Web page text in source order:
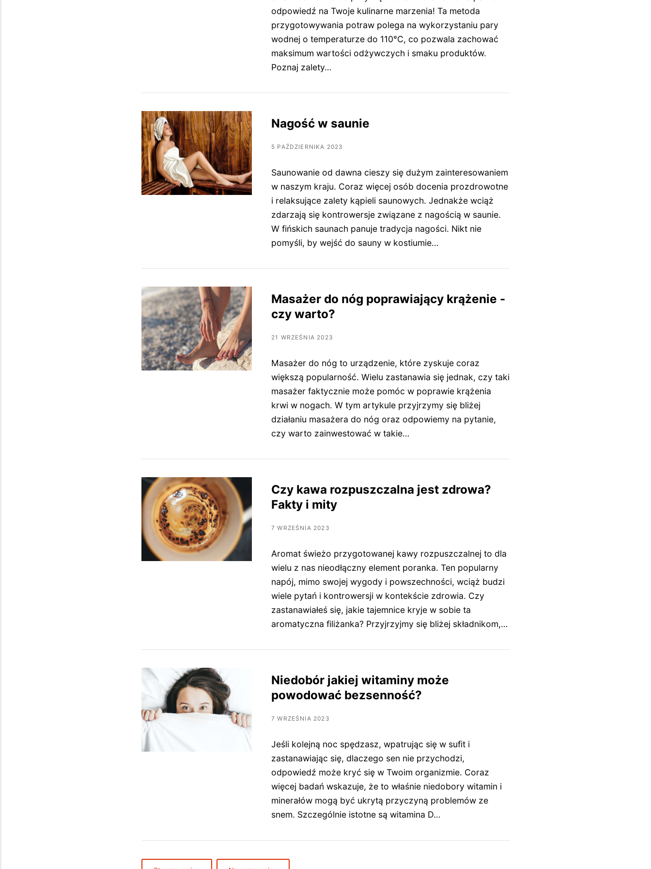
odpowiedź na Twoje kulinarne marzenia! Ta metoda
przygotowywania potraw polega na wykorzystaniu pary
wodnej o temperaturze do 110°C, co pozwala zachować
maksimum wartości odżywczych i smaku produktów.
Poznaj zalety…
Nagość w saunie
5 PAŹDZIERNIKA 2023
Saunowanie od dawna cieszy się dużym zainteresowaniem
w naszym kraju. Coraz więcej osób docenia prozdrowotne
i relaksujące zalety kąpieli saunowych. Jednakże wciąż
zdarzają się kontrowersje związane z nagością w saunie.
W fińskich saunach panuje tradycja nagości. Nikt nie
pomyśli, by wejść do sauny w kostiumie…
Masażer do nóg poprawiający krążenie -
czy warto?
21 WRZEŚNIA 2023
Masażer do nóg to urządzenie, które zyskuje coraz
większą popularność. Wielu zastanawia się jednak, czy taki
masażer faktycznie może pomóc w poprawie krążenia
krwi w nogach. W tym artykule przyjrzymy się bliżej
działaniu masażera do nóg oraz odpowiemy na pytanie,
czy warto zainwestować w takie…
Czy kawa rozpuszczalna jest zdrowa?
Fakty i mity
7 WRZEŚNIA 2023
Aromat świeżo przygotowanej kawy rozpuszczalnej to dla
wielu z nas nieodłączny element poranka. Ten popularny
napój, mimo swojej wygody i powszechności, wciąż budzi
wiele pytań i kontrowersji w kontekście zdrowia. Czy
zastanawiałeś się, jakie tajemnice kryje w sobie ta
aromatyczna filiżanka? Przyjrzyjmy się bliżej składnikom,…
Niedobór jakiej witaminy może
powodować bezsenność?
7 WRZEŚNIA 2023
Jeśli kolejną noc spędzasz, wpatrując się w sufit i
zastanawiając się, dlaczego sen nie przychodzi,
odpowiedź może kryć się w Twoim organizmie. Coraz
więcej badań wskazuje, że to właśnie niedobory witamin i
minerałów mogą być ukrytą przyczyną problemów ze
snem. Szczególnie istotne są witamina D…